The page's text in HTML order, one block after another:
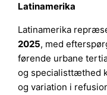
Latinamerika
Latinamerika
2025, med
førende urbane
og specialisttæthed
og variation i